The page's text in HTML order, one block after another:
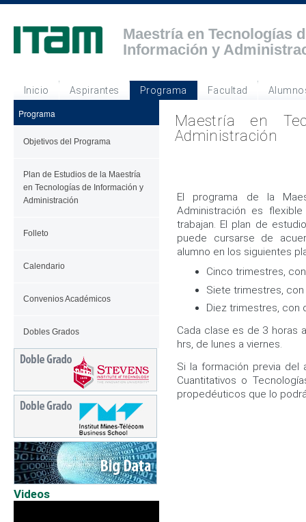
Maestría en Tecnologías
Información y
Inicio Aspirantes Programa Facultad
Maestría en
Administración
El programa de la
Administración es
trabajan. El plan de
puede cursarse de
alumno en los siguientes
Cinco trimestres,
Siete trimestres,
Diez trimestres, con
Cada clase es de 3 horas
hrs, de lunes a viernes.
Si la formación previa del
Cuantitativos o
propedéuticos que lo
Programa
Objetivos del Programa
Plan de Estudios de la Maestría
en Tecnologías de Información y
Administración
Folleto
Calendario
Convenios Académicos
Dobles Grados
Videos